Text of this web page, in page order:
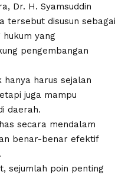
Dr. H. Syamsuddin
tersebut disusun sebagai
yang
pengembangan
hanya harus sejalan
juga mampu
daerah.
secara mendalam
benar-benar efektif
sejumlah poin penting